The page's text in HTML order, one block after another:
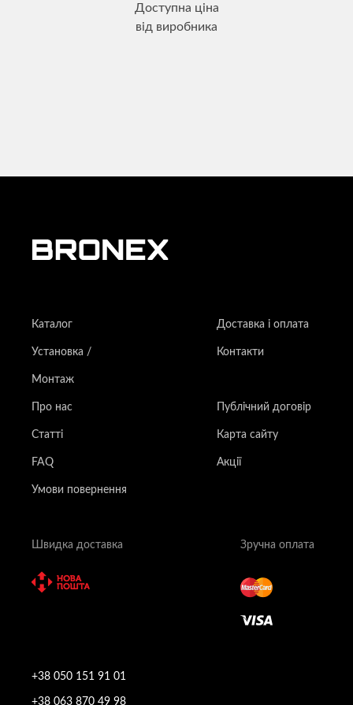
Доступна ціна
від виробника
+38 050 151 91 01
+38 063 870 49 98
Каталог Доставка і оплата
Установка /
Монтаж
Контакти
Про нас Публічний договір
Статті Карта сайту
FAQ Акції
Умови повернення
Швидка доставка Зручна оплата